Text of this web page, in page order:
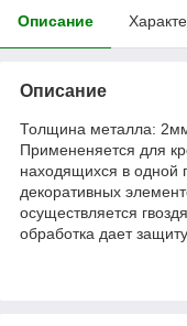
Описание
Описание
Толщина металла:
Примененяется для
находящихся в одной
декоративных
осуществляется
обработка дает